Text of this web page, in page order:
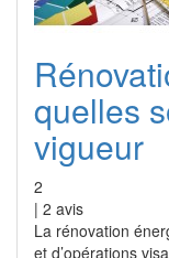
quelles
vigueur
2
| 2 avis
La rénovation
et d’opérations